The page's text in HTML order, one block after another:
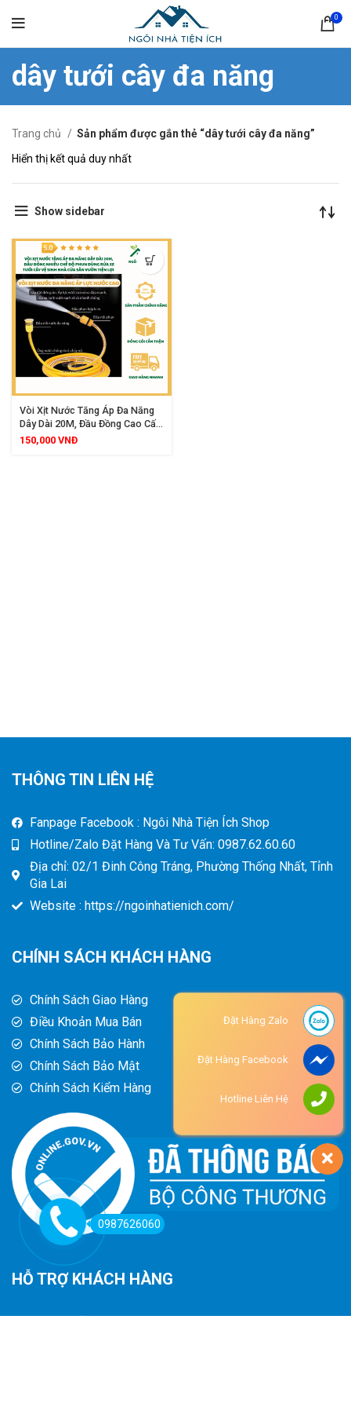
0
dây tưới cây đa năng
Trang chủ
Sản phẩm được gắn thẻ “dây tưới cây đa năng”
Hiển thị kết quả duy nhất
Show sidebar
Vòi Xịt Nước Tăng Áp Đa Năng
Dây Dài 20M, Đầu Đồng Cao Cấp
Nhiều Chế Độ Phun, Dùng Rửa
150,000 VNĐ
THÔNG TIN LIÊN HỆ
Fanpage Facebook : Ngôi Nhà Tiện Ích Shop
Hotline/Zalo Đặt Hàng Và Tư Vấn: 0987.62.60.60
Địa chỉ: 02/1 Đinh Công Tráng, Phường Thống Nhất, Tỉnh
Gia Lai
Website : https://ngoinhatienich.com/
CHÍNH SÁCH KHÁCH HÀNG
Chính Sách Giao Hàng
Điều Khoản Mua Bán
Chính Sách Bảo Hành
Chính Sách Bảo Mật
Chính Sách Kiểm Hàng
HỖ TRỢ KHÁCH HÀNG
0987626060
Đặt Hàng Zalo
Đặt Hàng Facebook
Hotline Liên Hệ